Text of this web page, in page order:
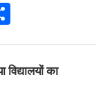
ar
e
का